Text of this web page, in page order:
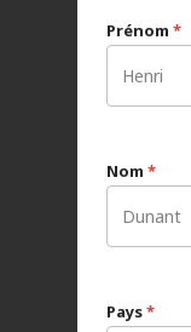
Prénom *
Nom *
Pays*